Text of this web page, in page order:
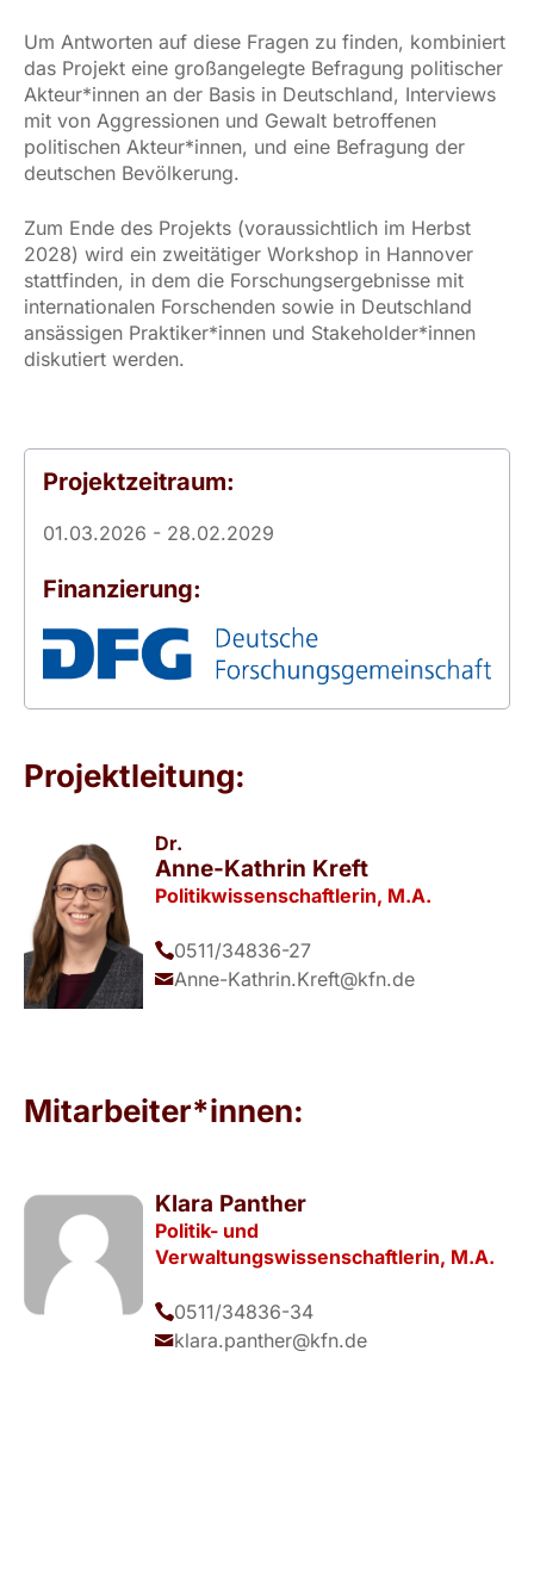
Um Antworten auf diese Fragen zu finden, kombiniert
das Projekt eine großangelegte Befragung politischer
Akteur*innen an der Basis in Deutschland, Interviews
mit von Aggressionen und Gewalt betroffenen
politischen Akteur*innen, und eine Befragung der
deutschen Bevölkerung.
Zum Ende des Projekts (voraussichtlich im Herbst
2028) wird ein zweitätiger Workshop in Hannover
stattfinden, in dem die Forschungsergebnisse mit
internationalen Forschenden sowie in Deutschland
ansässigen Praktiker*innen und Stakeholder*innen
diskutiert werden.
Projektzeitraum:
01.03.2026 - 28.02.2029
Finanzierung:
Projektleitung:
Dr.
Anne-Kathrin Kreft
Politikwissenschaftlerin, M.A.
0511/34836-27
Anne-Kathrin.Kreft@kfn.de
Mitarbeiter*innen:
Klara Panther
Politik- und
Verwaltungswissenschaftlerin, M.A.
0511/34836-34
klara.panther@kfn.de